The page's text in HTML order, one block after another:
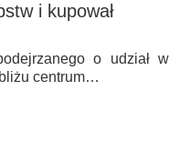
i kupował
o udział w
centrum…